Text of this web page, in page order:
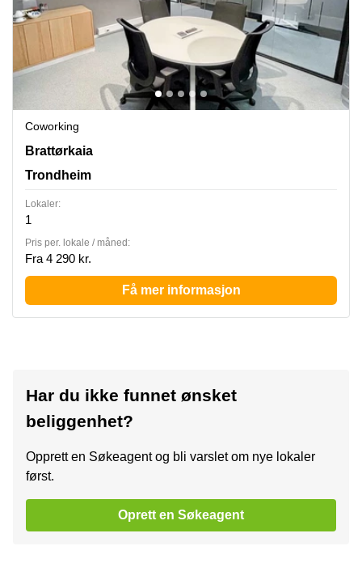
Coworking
Brattørkaia 17A, Trondheim
Brattørkaia
Trondheim
Lokaler:
1
Pris per. lokale / måned:
Fra 4 290 kr.
Få mer informasjon
Har du ikke funnet ønsket
beliggenhet?
Opprett en Søkeagent og bli varslet om nye lokaler
først.
Oprett en Søkeagent